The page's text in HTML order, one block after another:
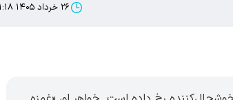
۲۶ خرداد ۱۴۰۵ ۱۱:۱۸